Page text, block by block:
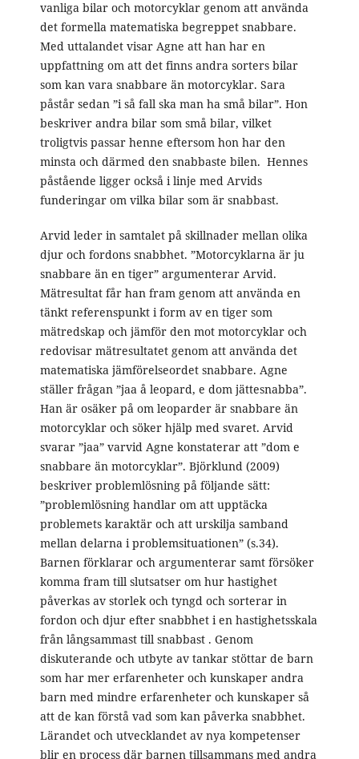
vanliga bilar och motorcyklar genom att använda
det formella matematiska begreppet snabbare.
Med uttalandet visar Agne att han har en
uppfattning om att det finns andra sorters bilar
som kan vara snabbare än motorcyklar. Sara
påstår sedan ”i så fall ska man ha små bilar”. Hon
beskriver andra bilar som små bilar, vilket
troligtvis passar henne eftersom hon har den
minsta och därmed den snabbaste bilen. Hennes
påstående ligger också i linje med Arvids
funderingar om vilka bilar som är snabbast.
Arvid leder in samtalet på skillnader mellan olika
djur och fordons snabbhet. ”Motorcyklarna är ju
snabbare än en tiger” argumenterar Arvid.
Mätresultat får han fram genom att använda en
tänkt referenspunkt i form av en tiger som
mätredskap och jämför den mot motorcyklar och
redovisar mätresultatet genom att använda det
matematiska jämförelseordet snabbare. Agne
ställer frågan ”jaa å leopard, e dom jättesnabba”.
Han är osäker på om leoparder är snabbare än
motorcyklar och söker hjälp med svaret. Arvid
svarar ”jaa” varvid Agne konstaterar att ”dom e
snabbare än motorcyklar”. Björklund (2009)
beskriver problemlösning på följande sätt:
”problemlösning handlar om att upptäcka
problemets karaktär och att urskilja samband
mellan delarna i problemsituationen” (s.34).
Barnen förklarar och argumenterar samt försöker
komma fram till slutsatser om hur hastighet
påverkas av storlek och tyngd och sorterar in
fordon och djur efter snabbhet i en hastighetsskala
från långsammast till snabbast . Genom
diskuterande och utbyte av tankar stöttar de barn
som har mer erfarenheter och kunskaper andra
barn med mindre erfarenheter och kunskaper så
att de kan förstå vad som kan påverka snabbhet.
Lärandet och utvecklandet av nya kompetenser
blir en process där barnen tillsammans med andra